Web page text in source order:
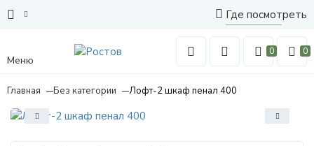
Где посмотреть
Меню
0 0
Главная Без категории Лофт-2 шкаф пенал 400